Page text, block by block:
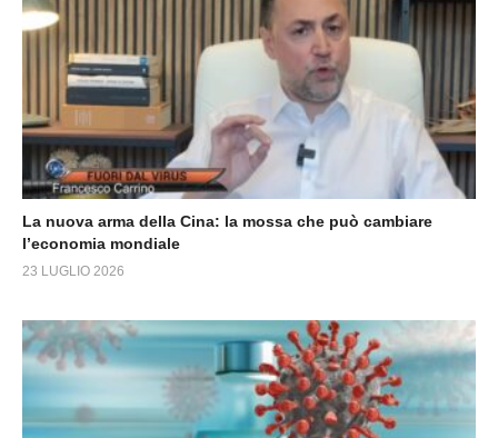
La nuova arma della Cina: la mossa che può cambiare
l’economia mondiale
23 LUGLIO 2026